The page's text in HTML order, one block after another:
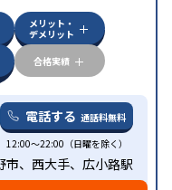
振替可能不登校生に対
を利用 オンライン対応
習のみの受講可自習室あ
メリット・
デメリット
合格実績
電話する 通話料無料
12:00～22:00（日曜を除く）
市、西大手、広小路駅